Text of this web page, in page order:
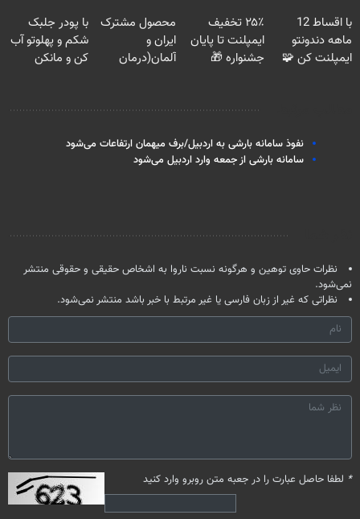
بدی(50%تخفیف
تا امشب)
با اقساط 12
ماهه دندونتو
ایمپلنت کن 🧩
۲۵٪ تخفیف
ایمپلنت تا پایان
جشنواره 🎁
محصول مشترک
ایران و
آلمان(درمان
با پودر جلبک
شکم و پهلوتو آب
کن و مانکن
نفوذ سامانه بارشی به اردبیل/برف میهمان ارتفاعات می‌شود
سامانه بارشی از جمعه وارد اردبیل می‌شود
نظرات حاوی توهین و هرگونه نسبت ناروا به اشخاص حقیقی و حقوقی منتشر
نمی‌شود.
نظراتی که غیر از زبان فارسی یا غیر مرتبط با خبر باشد منتشر نمی‌شود.
* لطفا حاصل عبارت را در جعبه متن روبرو وارد کنید